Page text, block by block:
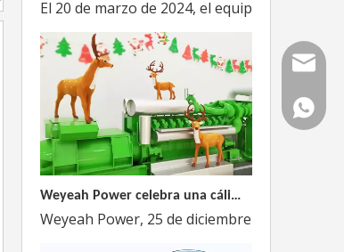
Weyeah Power celebra una cálida Navidad, ¡festejando juntos en esta temporada festiva!
Weyeah Power, 25 de diciembre de 2023 -
Correo